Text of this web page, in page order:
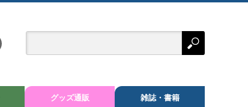
グッズ通販 雑誌・書籍